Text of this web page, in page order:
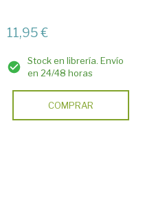
11,95 €
Stock en librería. Envío
en 24/48 horas
COMPRAR